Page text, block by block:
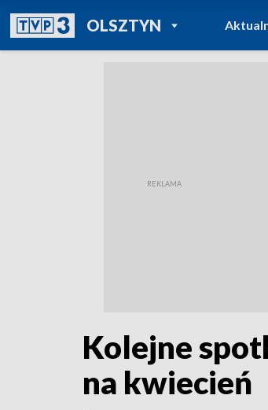
OLSZTYNPOWRÓT DO
TVP REGIONY
Kolejne
na kwiecień